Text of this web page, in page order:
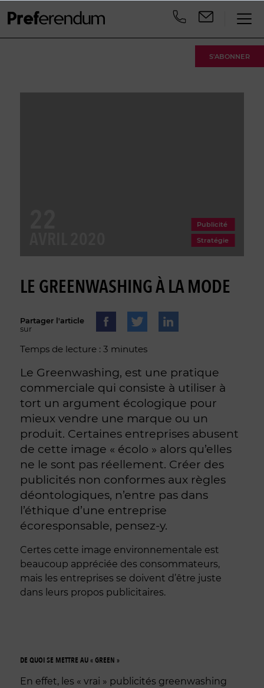
S'ABONNER
Publicité
Stratégie
LE GREENWASHING À LA MODE
Partager l'article
sur
Temps de lecture : 3 minutes
Le Greenwashing, est une pratique
commerciale qui consiste à utiliser à
tort un argument écologique pour
mieux vendre une marque ou un
produit. Certaines entreprises abusent
de cette image « écolo » alors qu’elles
ne le sont pas réellement. Créer des
publicités non conformes aux règles
déontologiques, n’entre pas dans
l’éthique d’une entreprise
écoresponsable, pensez-y.
Certes cette image environnementale est
beaucoup appréciée des consommateurs,
mais les entreprises se doivent d’être juste
dans leurs propos publicitaires.
DE QUOI SE METTRE AU « GREEN »
En effet, les « vrai » publicités greenwashing